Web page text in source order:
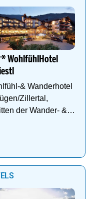
WohlfühlHotel
& Wanderhotel
Zillertal,
der Wander- &